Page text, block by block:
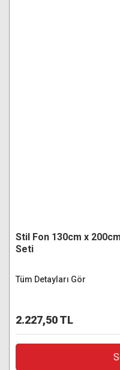
Stil Fon 130cm x
Seti
Tüm Detayları Gör
2.227,50 TL